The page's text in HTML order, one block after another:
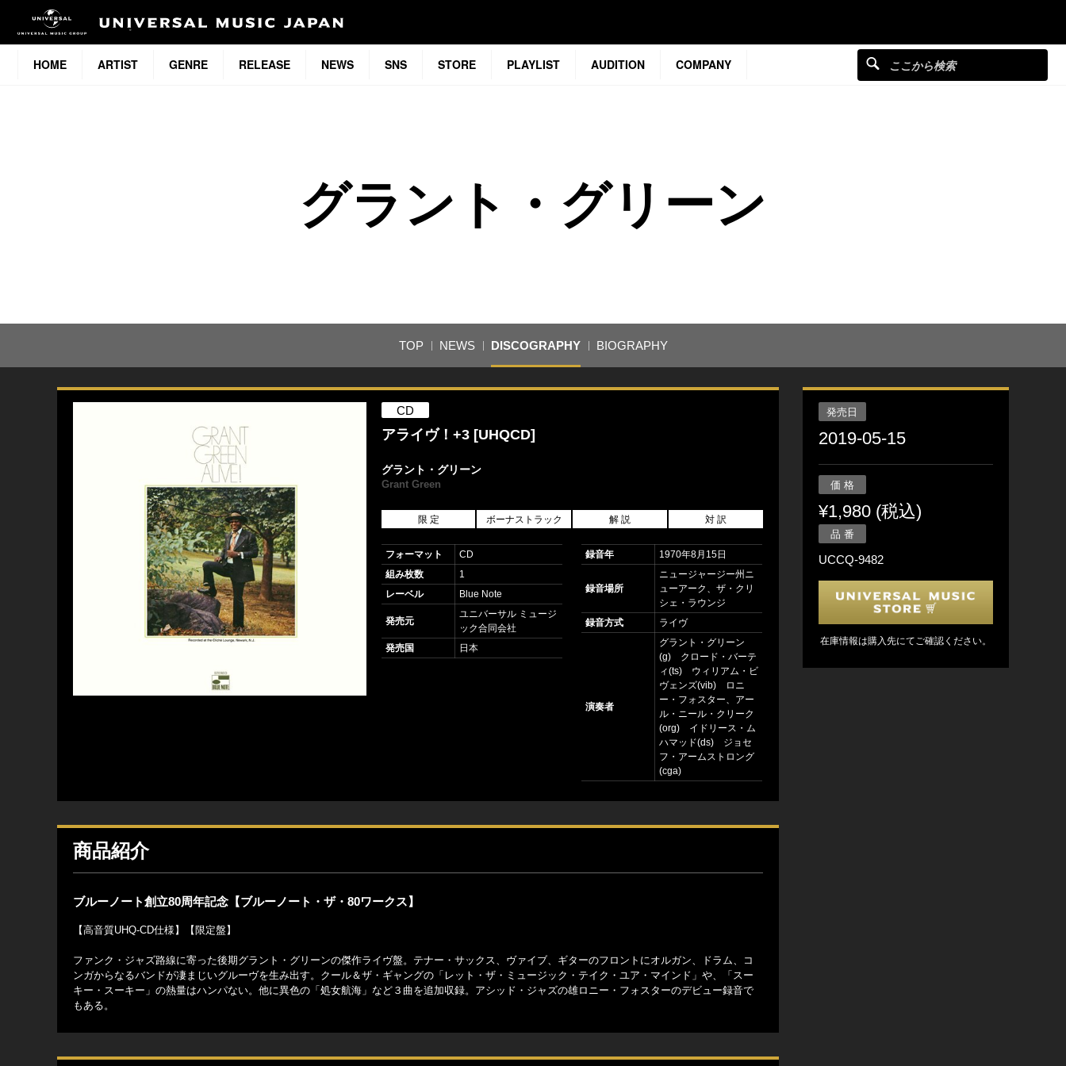
HOME ARTIST GENRE RELEASE NEWS SNS STORE PLAYLIST AUDITION COMPANY
グラント・グリーン
TOP NEWS DISCOGRAPHY BIOGRAPHY
CD
アライヴ！+3 [UHQCD]
グラント・グリーン
Grant Green
限 定 ボーナストラック 解 説 対 訳
フォーマット
CD
組み枚数
1
レーベル
Blue Note
発売元
ユニバーサル ミュージ
ック合同会社
発売国
日本
録音年 1970年8月15日
録音場所
ニュージャージー州ニ
ューアーク、ザ・クリ
シェ・ラウンジ
録音方式
ライヴ
演奏者
グラント・グリーン
(g) クロード・バーテ
ィ(ts) ウィリアム・ビ
ヴェンズ(vib) ロニ
ー・フォスター、アー
ル・ニール・クリーク
(org) イドリース・ム
ハマッド(ds) ジョセ
フ・アームストロング
(cga)
商品紹介
ブルーノート創立80周年記念【ブルーノート・ザ・80ワークス】
【高音質UHQ-CD仕様】【限定盤】
ファンク・ジャズ路線に寄った後期グラント・グリーンの傑作ライヴ盤。テナー・サックス、ヴァイブ、ギターのフロントにオルガン、ドラム、コ
ンガからなるバンドが凄まじいグルーヴを生み出す。クール＆ザ・ギャングの「レット・ザ・ミュージック・テイク・ユア・マインド」や、「スー
キー・スーキー」の熱量はハンパない。他に異色の「処女航海」など３曲を追加収録。アシッド・ジャズの雄ロニー・フォスターのデビュー録音で
もある。
発売日
2019-05-15
価 格
¥1,980 (税込)
品 番
UCCQ-9482
在庫情報は購入先にてご確認ください。